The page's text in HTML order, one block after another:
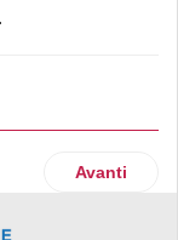
approda in Gdo
Articolo
Avanti